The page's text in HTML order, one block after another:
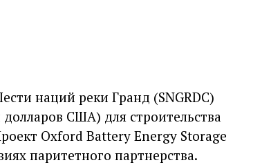
наций реки Гранд (SNGRDC)
США) для строительства
Oxford Battery Energy Storage
паритетного партнерства.